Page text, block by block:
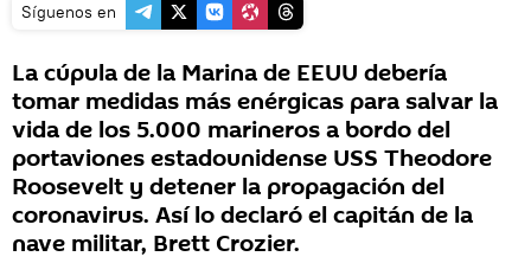
Síguenos en
La cúpula de la Marina de EEUU debería
tomar medidas más enérgicas para salvar la
vida de los 5.000 marineros a bordo del
portaviones estadounidense USS Theodore
Roosevelt y detener la propagación del
coronavirus. Así lo declaró el capitán de la
nave militar, Brett Crozier.